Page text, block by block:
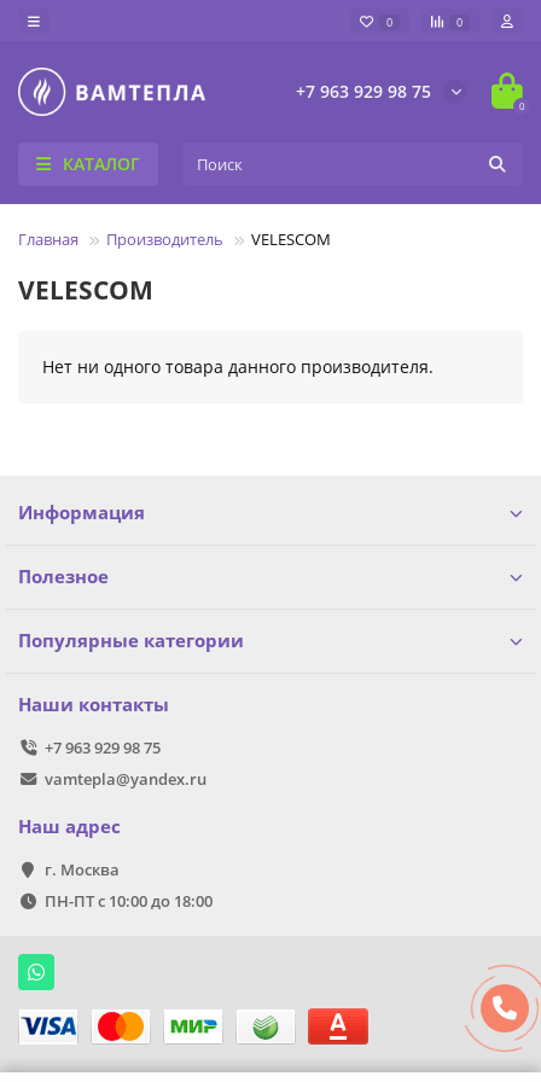
0 0
+7 963 929 98 75
0
КАТАЛОГ
Главная Производитель VELESCOM
VELESCOM
Нет ни одного товара данного производителя.
Информация
Полезное
Популярные категории
Наши контакты
+7 963 929 98 75
vamtepla@yandex.ru
Наш адрес
г. Москва
ПН-ПТ с 10:00 до 18:00